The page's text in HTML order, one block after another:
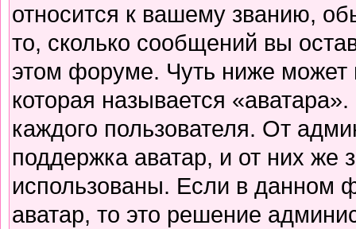
относится к вашему званию,
то, сколько сообщений вы
этом форуме. Чуть ниже может
которая называется
каждого пользователя. От
поддержка аватар, и от них же
использованы. Если в данном
аватар, то это решение